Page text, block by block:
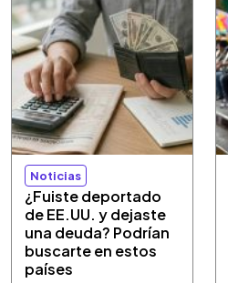
Noticias
¿Fuiste deportado
de EE.UU. y dejaste
una deuda? Podrían
buscarte en estos
países